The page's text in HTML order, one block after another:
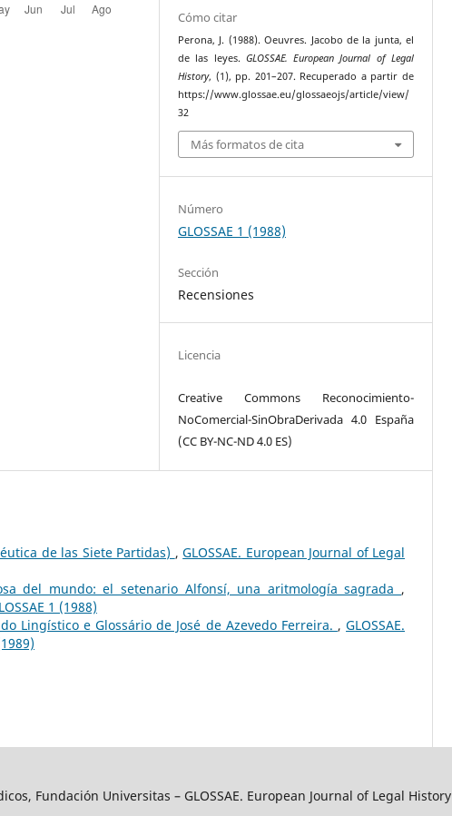
Cómo citar
Perona, J. (1988). Oeuvres. Jacobo de la junta, el
de las leyes. GLOSSAE. European Journal of Legal
History, (1), pp. 201–207. Recuperado a partir de
https://www.glossae.eu/glossaeojs/article/view/
32
Más formatos de cita
Número
GLOSSAE 1 (1988)
Sección
Recensiones
Licencia
Creative Commons Reconocimiento-
NoComercial-SinObraDerivada 4.0 España
(CC BY-NC-ND 4.0 ES)
de las Siete Partidas) ,GLOSSAE. European Journal of Legal
del mundo: el setenario Alfonsí, una aritmología sagrada ,
1 (1988)
Lingístico e Glossário de José de Azevedo Ferreira. ,GLOSSAE.
Fundación Universitas – GLOSSAE. European Journal of Legal History